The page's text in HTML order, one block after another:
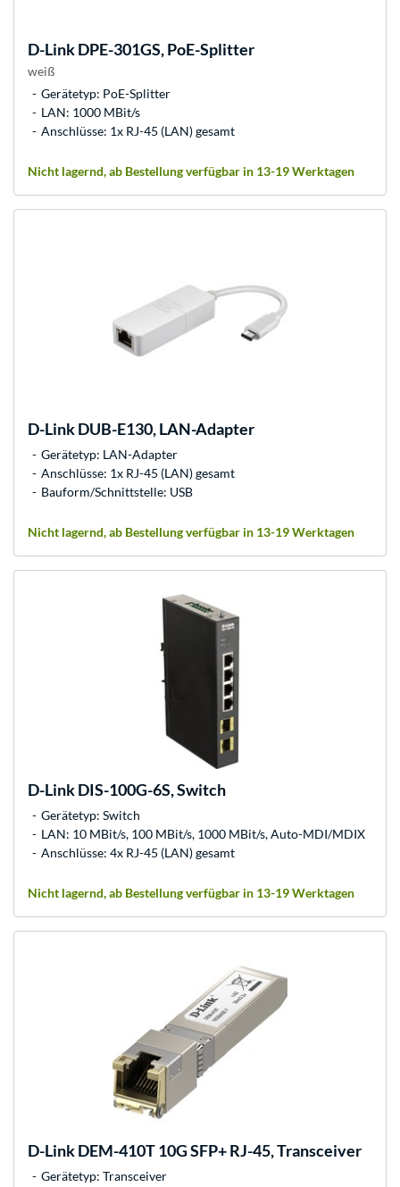
D-LinkDPE-301GS, PoE-Splitter
weiß
Gerätetyp: PoE-Splitter
LAN: 1000 MBit/s
Anschlüsse: 1x RJ-45 (LAN) gesamt
Nicht lagernd, ab Bestellung verfügbar in 13-19 Werktagen
D-LinkDUB-E130, LAN-Adapter
Gerätetyp: LAN-Adapter
Anschlüsse: 1x RJ-45 (LAN) gesamt
Bauform/Schnittstelle: USB
Nicht lagernd, ab Bestellung verfügbar in 13-19 Werktagen
D-LinkDIS-100G-6S, Switch
Gerätetyp: Switch
LAN: 10 MBit/s, 100 MBit/s, 1000 MBit/s, Auto-MDI/MDIX
Anschlüsse: 4x RJ-45 (LAN) gesamt
Nicht lagernd, ab Bestellung verfügbar in 13-19 Werktagen
D-LinkDEM-410T 10G SFP+ RJ-45, Transceiver
Gerätetyp: Transceiver